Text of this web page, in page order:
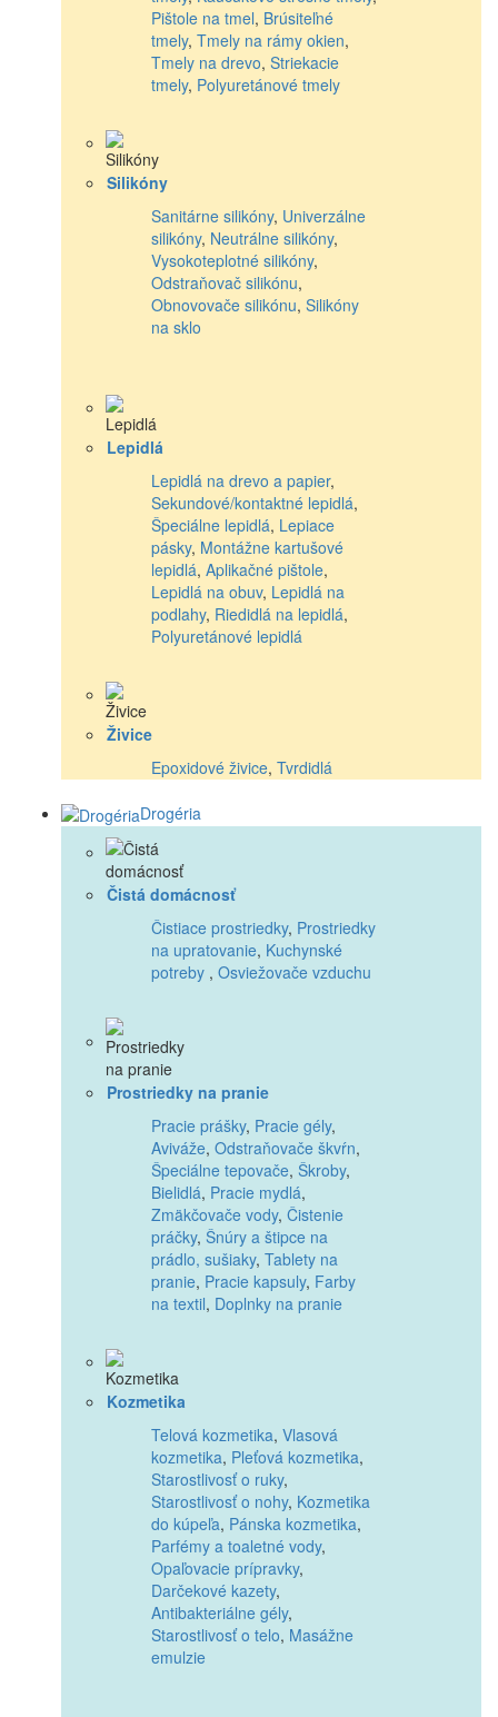
Pištole na tmel, Brúsiteľné
tmely, Tmely na rámy okien,
Tmely na drevo, Striekacie
tmely, Polyuretánové tmely
Silikóny
Sanitárne silikóny, Univerzálne
silikóny, Neutrálne silikóny,
Vysokoteplotné silikóny,
Odstraňovač silikónu,
Obnovovače silikónu, Silikóny
na sklo
Lepidlá
Lepidlá na drevo a papier,
Sekundové/kontaktné lepidlá,
Špeciálne lepidlá, Lepiace
pásky, Montážne kartušové
lepidlá, Aplikačné pištole,
Lepidlá na obuv, Lepidlá na
podlahy, Riedidlá na lepidlá,
Polyuretánové lepidlá
Živice
Epoxidové živice, Tvrdidlá
Drogéria
Čistá domácnosť
Čistiace prostriedky, Prostriedky
na upratovanie, Kuchynské
potreby , Osviežovače vzduchu
Prostriedky na pranie
Pracie prášky, Pracie gély,
Aviváže, Odstraňovače škvŕn,
Špeciálne tepovače, Škroby,
Bielidlá, Pracie mydlá,
Zmäkčovače vody, Čistenie
práčky, Šnúry a štipce na
prádlo, sušiaky, Tablety na
pranie, Pracie kapsuly, Farby
na textil, Doplnky na pranie
Kozmetika
Telová kozmetika, Vlasová
kozmetika, Pleťová kozmetika,
Starostlivosť o ruky,
Starostlivosť o nohy, Kozmetika
do kúpeľa, Pánska kozmetika,
Parfémy a toaletné vody,
Opaľovacie prípravky,
Darčekové kazety,
Antibakteriálne gély,
Starostlivosť o telo, Masážne
emulzie